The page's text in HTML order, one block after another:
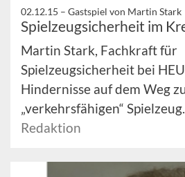
02.12.15 – Gastspiel von Martin Stark
Spielzeugsicherheit im
Martin Stark, Fachkraft für
Spielzeugsicherheit bei
Hindernisse auf dem Weg
„verkehrsfähigen“ Spielzeug.
Redaktion